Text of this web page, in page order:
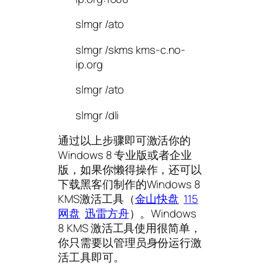
slmgr /ato
slmgr /skms kms-c.no-
ip.org
slmgr /ato
slmgr /dli
通过以上步骤即可激活你的
Windows 8 专业版或者企业
版，如果你懒得操作，还可以
下载黑客们制作的Windows 8
KMS激活工具（金山快盘 115
网盘 迅雷方舟）。Windows
8 KMS 激活工具使用很简单，
你只需要以管理员身份运行激
活工具即可。